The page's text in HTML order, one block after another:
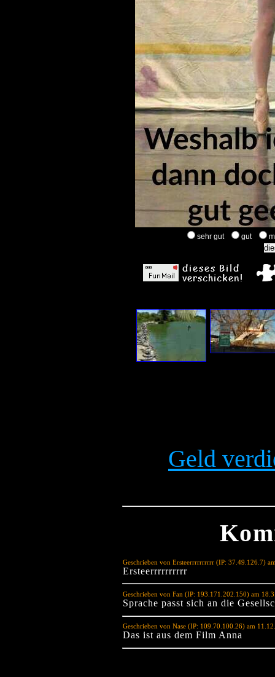
sehr gut gut
Geld
Geschrieben von Ersteerrrrrrrrrr (IP: 37.49.126.7)
Ersteerrrrrrrrrr
Geschrieben von Fan (IP: 193.171.202.150) am
Sprache passt sich an die
Geschrieben von Nase (IP: 109.70.100.26) am
Das ist aus dem Film Anna